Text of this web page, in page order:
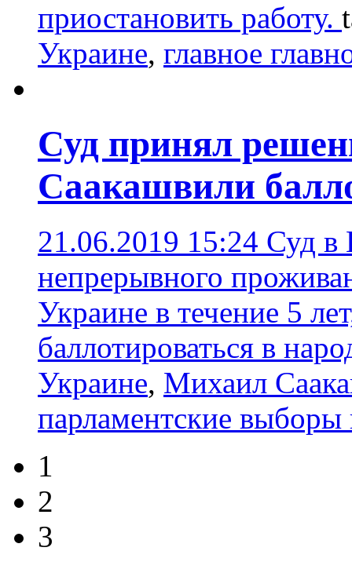
приостановить работу.
Украине, главное
Суд принял
Саакашвили
21.06.2019 15:24 Суд в
непрерывного
Украине в течение 5
баллотироваться в
Украине, Михаил
парламентские выборы
1
2
3